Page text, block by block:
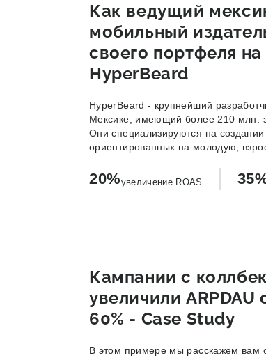
Как ведущий
мобильный
своего портфеля
HyperBeard
HyperBeard - крупнейший
Мексике, имеющий более 210 млн.
Они специализируются на
ориентированных на молодую,
20%увеличение ROAS
Кампании с
увеличили ARPDAU
60% - Case Study
В этом примере мы расскажем вам